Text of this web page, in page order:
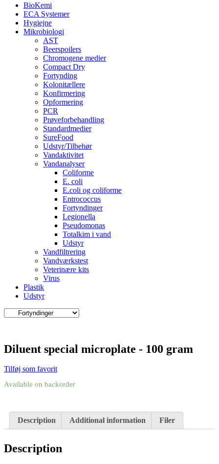
BioKemi
ECA Systemer
Hygiejne
Mikrobiologi
AST
Beerspoilers
Chromogene medier
Compact Dry
Fortynding
Kolonitællere
Konfirmering
Opformering
PCR
Prøveforbehandling
Standardmedier
SureFood
Udstyr/Tilbehør
Vandaktivitet
Vandanalyser
Coliforme
E. coli
E.coli og coliforme
Entrococcus
Fortyndinger
Legionella
Pseudomonas
Totalkim i vand
Udstyr
Vandfiltrering
Vandværkstest
Veterinære kits
Virus
Plastik
Udstyr
Diluent special microplate - 100 gram
Tilføj som favorit
Available on backorder
Description Additional information Filer
Description